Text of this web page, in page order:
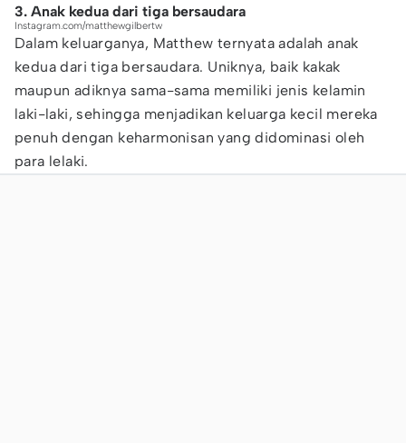
3. Anak kedua dari tiga bersaudara
Instagram.com/matthewgilbertw
Dalam keluarganya, Matthew ternyata adalah anak
kedua dari tiga bersaudara. Uniknya, baik kakak
maupun adiknya sama-sama memiliki jenis kelamin
laki-laki, sehingga menjadikan keluarga kecil mereka
penuh dengan keharmonisan yang didominasi oleh
para lelaki.